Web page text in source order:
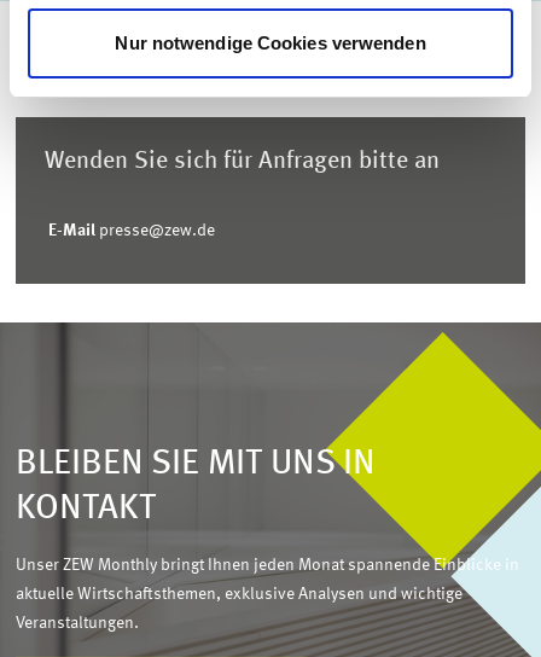
Nur notwendige Cookies verwenden
Wenden Sie sich für Anfragen bitte an
E-Mail presse@zew.de
BLEIBEN SIE MIT UNS IN
KONTAKT
Unser ZEW Monthly bringt Ihnen jeden Monat spannende Einblicke in
aktuelle Wirtschaftsthemen, exklusive Analysen und wichtige
Veranstaltungen.